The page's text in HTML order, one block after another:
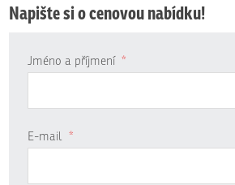
Napište si o cenovou nabídku!
Jméno a příjmení *
E-mail *